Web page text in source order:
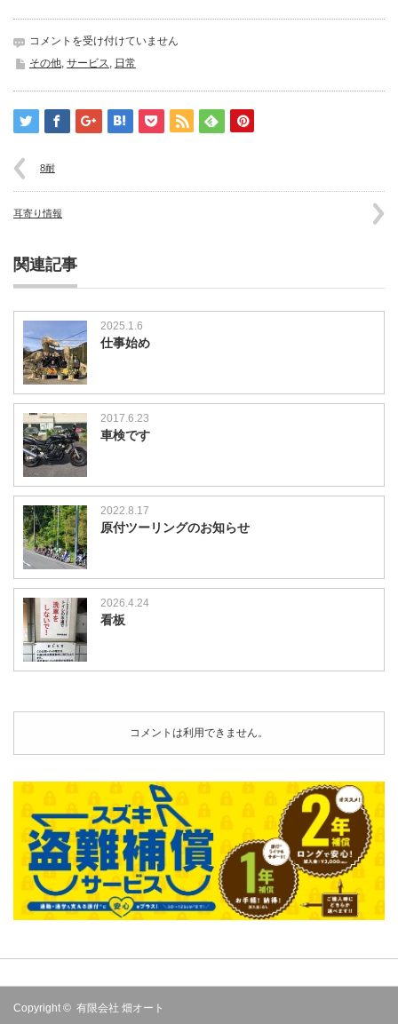
日
頃
行
い・・・
は
コメントを受け付けていません
その他, サービス, 日常
8耐
耳寄り情報
関連記事
2025.1.6
仕事始め
2017.6.23
車検です
2022.8.17
原付ツーリングのお知らせ
2026.4.24
看板
コメントは利用できません。
Copyright © 有限会社 畑オート